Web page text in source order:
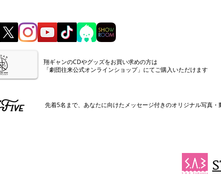
​翔ギャンのCDやグッズをお買い求めの方は
「劇団往来公式オンラインショップ」にてご購入いただけます
先着5名まで、あなたに向けたメッセージ付きのオリジナル写真・